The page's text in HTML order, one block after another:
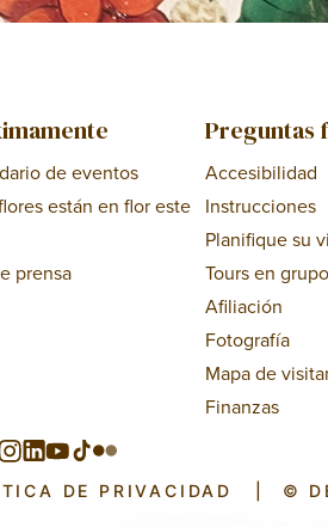
de eventos
están en flor este
prensa
Preguntas
Accesibilidad
Instrucciones
Planifique su
Tours en grupo
Afiliación
Fotografía
Mapa de
Finanzas
DE PRIVACIDAD ©